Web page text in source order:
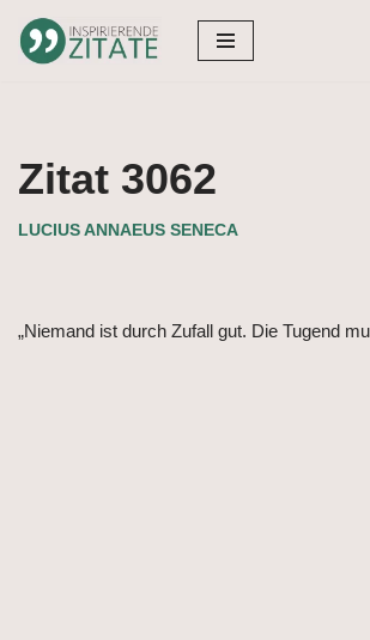
Zum
Zitat 3062
LUCIUS ANNAEUS SENECA
„Niemand ist durch Zufall gut. Die Tugend